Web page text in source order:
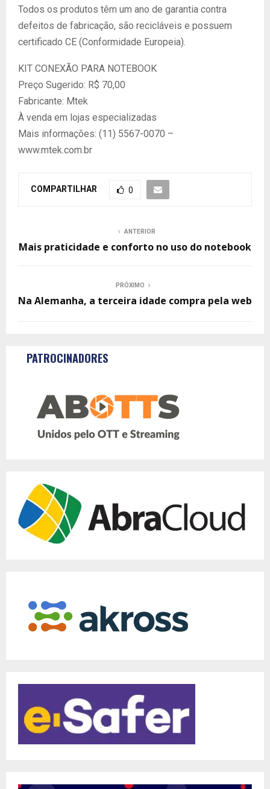
Todos os produtos têm um ano de garantia contra
defeitos de fabricação, são recicláveis e possuem
certificado CE (Conformidade Europeia).
KIT CONEXÃO PARA NOTEBOOK
Preço Sugerido: R$ 70,00
Fabricante: Mtek
À venda em lojas especializadas
Mais informações: (11) 5567-0070 –
www.mtek.com.br
COMPARTILHAR 0
ANTERIOR
Mais praticidade e conforto no uso do notebook
PRÓXIMO
Na Alemanha, a terceira idade compra pela web
PATROCINADORES